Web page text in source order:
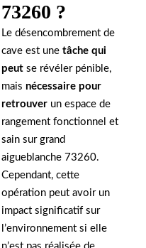
73260 ?
Le désencombrement de
cave est une tâche qui
peut se révéler pénible,
mais nécessaire pour
retrouver un espace de
rangement fonctionnel et
sain sur grand
aigueblanche 73260.
Cependant, cette
opération peut avoir un
impact significatif sur
l’environnement si elle